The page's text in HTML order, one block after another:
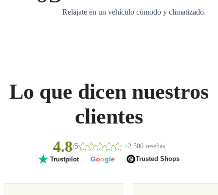
Relájate en un vehículo cómodo y climatizado.
Lo que dicen nuestros
clientes
4.8/5 +2.500 reseñas
Trustpilot Google Trusted Shops